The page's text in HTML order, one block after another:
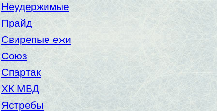
Неудержимые
Прайд
Свирепые ежи
Союз
Спартак
ХК МВД
Ястребы